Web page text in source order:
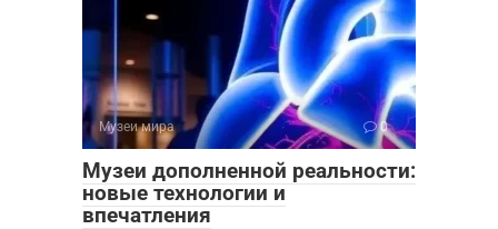
Музеи мира 0
Музеи дополненной реальности:
новые технологии и
впечатления